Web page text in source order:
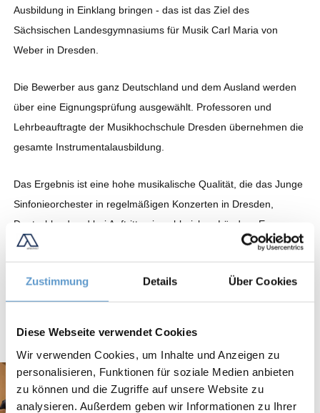
Zustimmung Details Über Cookies
Diese Webseite verwendet Cookies
Wir verwenden Cookies, um Inhalte und Anzeigen zu
personalisieren, Funktionen für soziale Medien anbieten
zu können und die Zugriffe auf unsere Website zu
analysieren. Außerdem geben wir Informationen zu Ihrer
Ausbildung in Einklang bringen - das ist das Ziel des
Sächsischen Landesgymnasiums für Musik Carl Maria von
Weber in Dresden.
Die Bewerber aus ganz Deutschland und dem Ausland werden
über eine Eignungsprüfung ausgewählt. Professoren und
Lehrbeauftragte der Musikhochschule Dresden übernehmen die
gesamte Instrumentalausbildung.
Das Ergebnis ist eine hohe musikalische Qualität, die das Junge
Sinfonieorchester in regelmäßigen Konzerten in Dresden,
Deutschland und bei Auftritten in zahlreichen Ländern Europas
eindrucksvoll unter Beweis stellt.
Talent ist ein großes Geschenk. Umso wichtiger ist seine
Förderung!